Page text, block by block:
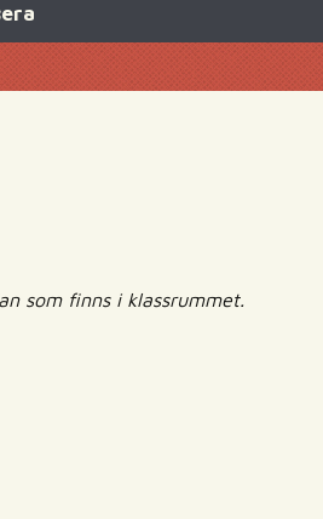
som finns i klassrummet.